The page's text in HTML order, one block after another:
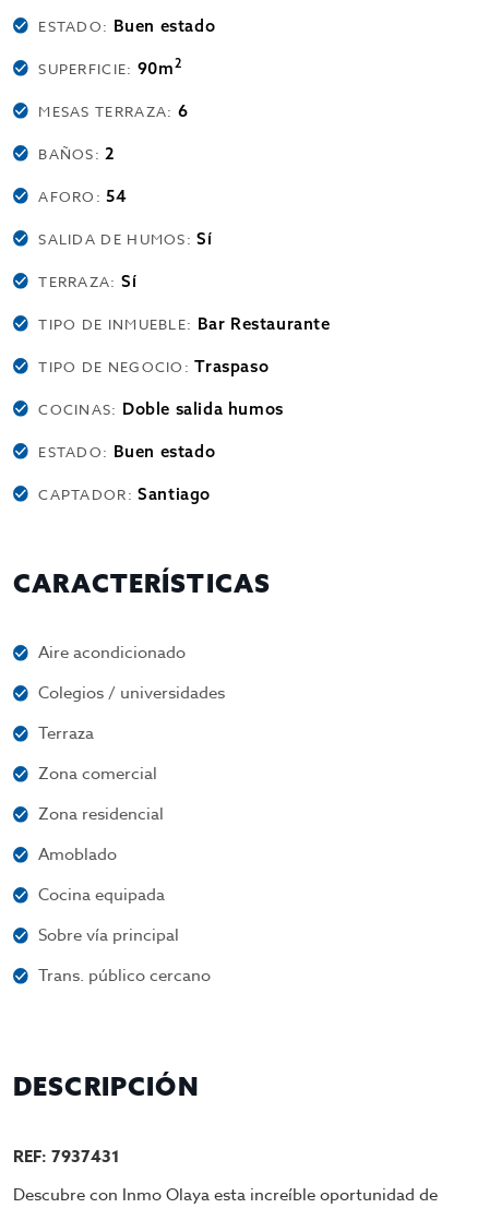
ESTADO: Buen estado
SUPERFICIE: 90m2
MESAS TERRAZA: 6
BAÑOS:2
AFORO:54
SALIDA DE HUMOS:Sí
TERRAZA: Sí
TIPO DE INMUEBLE: Bar Restaurante
TIPO DE NEGOCIO:Traspaso
COCINAS: Doble salida humos
ESTADO: Buen estado
CAPTADOR:Santiago
CARACTERÍSTICAS
Aire acondicionado
Colegios / universidades
Terraza
Zona comercial
Zona residencial
Amoblado
Cocina equipada
Sobre vía principal
Trans. público cercano
DESCRIPCIÓN
REF: 7937431
Descubre con Inmo Olaya esta increíble oportunidad de